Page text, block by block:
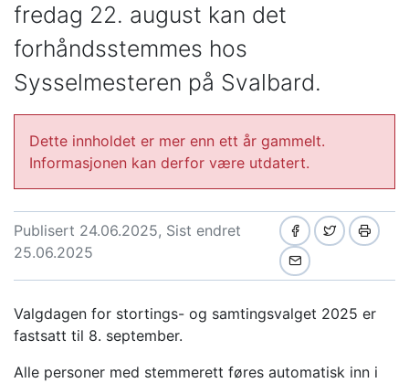
fredag 22. august kan det
forhåndsstemmes hos
Sysselmesteren på Svalbard.
Dette innholdet er mer enn ett år gammelt.
Informasjonen kan derfor være utdatert.
Publisert 24.06.2025, Sist endret
25.06.2025
Valgdagen for stortings- og samtingsvalget 2025 er
fastsatt til 8. september.
Alle personer med stemmerett føres automatisk inn i